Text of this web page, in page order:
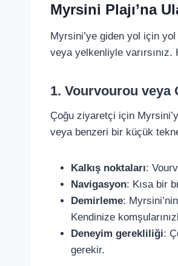
Myrsini Plajı’na
Myrsini’ye giden yol için
veya yelkenliyle
1. Vourvourou veya
Çoğu ziyaretçi için
veya benzeri bir küçük
Kalkış noktaları:
Navigasyon: Kısa bir
Demirleme:
Kendinize
Deneyim gerekliliği:
gerekir.